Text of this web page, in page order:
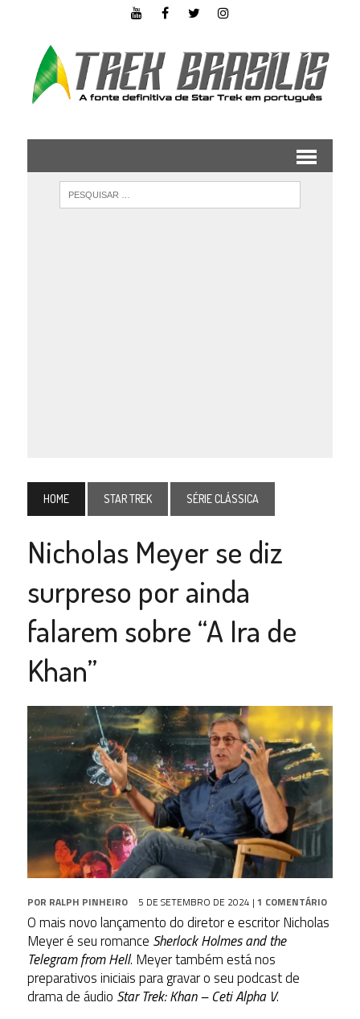
HOME STAR TREK SÉRIE CLÁSSICA
Nicholas Meyer se diz
surpreso por ainda
falarem sobre “A Ira de
Khan”
POR RALPH PINHEIRO 5 DE SETEMBRO DE 2024 | 1 COMENTÁRIO
O mais novo lançamento do diretor e escritor Nicholas
Meyer é seu romance Sherlock Holmes and the
Telegram from Hell. Meyer também está nos
preparativos iniciais para gravar o seu podcast de
drama de áudio Star Trek: Khan – Ceti Alpha V.